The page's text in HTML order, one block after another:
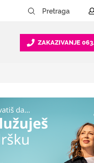
ZAKAZIVANJE